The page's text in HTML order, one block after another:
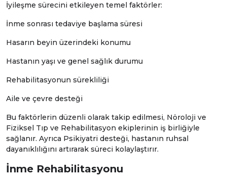
İyileşme sürecini etkileyen temel faktörler:
İnme sonrası tedaviye başlama süresi
Hasarın beyin üzerindeki konumu
Hastanın yaşı ve genel sağlık durumu
Rehabilitasyonun sürekliliği
Aile ve çevre desteği
Bu faktörlerin düzenli olarak takip edilmesi, Nöroloji ve
Fiziksel Tıp ve Rehabilitasyon ekiplerinin iş birliğiyle
sağlanır. Ayrıca Psikiyatri desteği, hastanın ruhsal
dayanıklılığını artırarak süreci kolaylaştırır.
İnme Rehabilitasyonu